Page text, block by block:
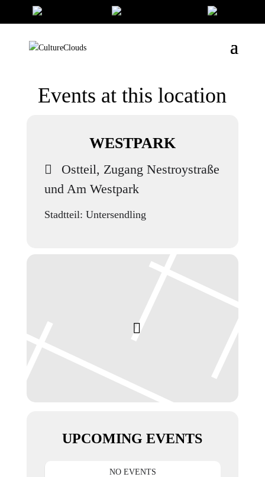
Events at this location
WESTPARK
Ostteil, Zugang Nestroystraße
und Am Westpark
Stadtteil: Untersendling
UPCOMING EVENTS
NO EVENTS